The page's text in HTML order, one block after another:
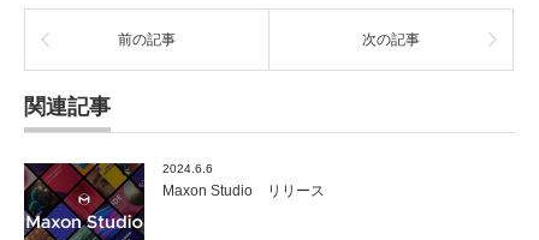
前の記事 次の記事
関連記事
2024.6.6
Maxon Studio リリース